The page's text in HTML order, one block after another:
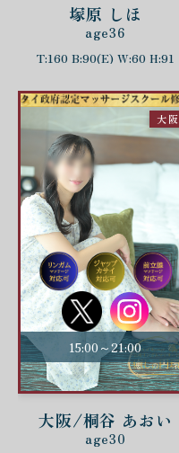
塚原 しほ
age36
T:160 B:90(E) W:60 H:91
15:00～21:00
大阪/桐谷 あおい
age30
大阪